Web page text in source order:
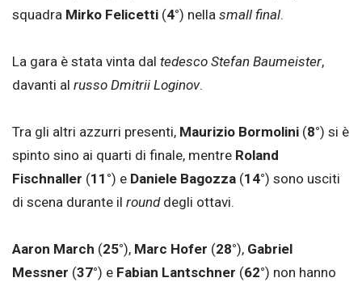
squadra Mirko Felicetti (4°) nella small final.
La gara è stata vinta dal tedesco Stefan Baumeister,
davanti al russo Dmitrii Loginov.
Tra gli altri azzurri presenti, Maurizio Bormolini (8°) si è
spinto sino ai quarti di finale, mentre Roland
Fischnaller (11°) e Daniele Bagozza (14°) sono usciti
di scena durante il round degli ottavi.
Aaron March (25°), Marc Hofer (28°), Gabriel
Messner (37°) e Fabian Lantschner (62°) non hanno